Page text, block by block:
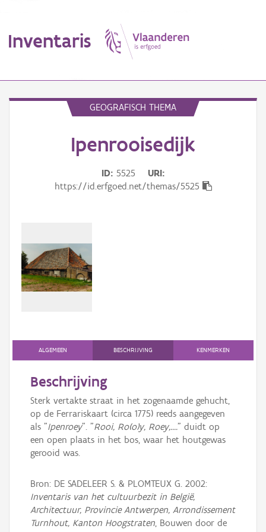
Inventaris
Gebeurtenis
Persoon of collectief
Aanmelden
GEOGRAFISCH THEMA
Ipenrooisedijk
ID 5525
URI
https://id.erfgoed.net/themas/5525
ALGEMEEN BESCHRIJVING KENMERKEN
Beschrijving
Sterk vertakte straat in het zogenaamde gehucht,
op de Ferrariskaart (circa 1775) reeds aangegeven
als "Ipenroey". "Rooi, Ro(o)y, Roey,...." duidt op
een open plaats in het bos, waar het houtgewas
gerooid was.
Bron: DE SADELEER S. & PLOMTEUX G. 2002:
Inventaris van het cultuurbezit in België,
Architectuur, Provincie Antwerpen, Arrondissement
Turnhout, Kanton Hoogstraten, Bouwen door de